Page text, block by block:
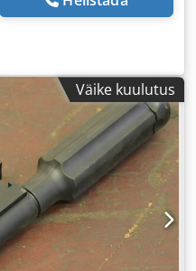
Väike kuulutus